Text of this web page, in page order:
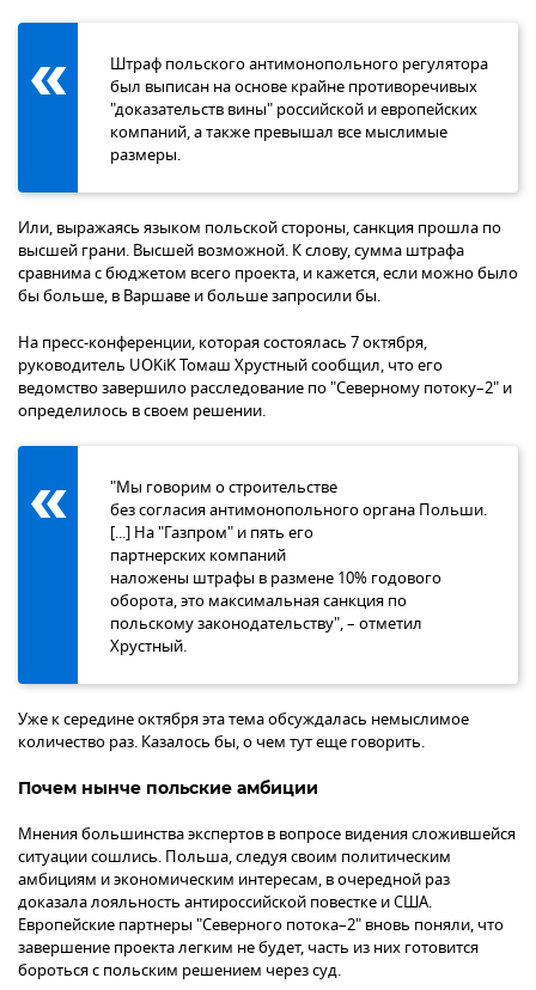
Штраф польского антимонопольного регулятора
был выписан на основе крайне противоречивых
"доказательств вины" российской и европейских
компаний, а также превышал все мыслимые
размеры.
Или, выражаясь языком польской стороны, санкция прошла по
высшей грани. Высшей возможной. К слову, сумма штрафа
сравнима с бюджетом всего проекта, и кажется, если можно было
бы больше, в Варшаве и больше запросили бы.
На пресс-конференции, которая состоялась 7 октября,
руководитель UOKiK Томаш Хрустный сообщил, что его
ведомство завершило расследование по "Северному потоку–2" и
определилось в своем решении.
"Мы говорим о строительстве
без согласия антимонопольного органа Польши.
[...] На "Газпром" и пять его
партнерских компаний
наложены штрафы в размене 10% годового
оборота, это максимальная санкция по
польскому законодательству", – отметил
Хрустный.
Уже к середине октября эта тема обсуждалась немыслимое
количество раз. Казалось бы, о чем тут еще говорить.
Почем нынче польские амбиции
Мнения большинства экспертов в вопросе видения сложившейся
ситуации сошлись. Польша, следуя своим политическим
амбициям и экономическим интересам, в очередной раз
доказала лояльность антироссийской повестке и США.
Европейские партнеры "Северного потока–2" вновь поняли, что
завершение проекта легким не будет, часть из них готовится
бороться с польским решением через суд.